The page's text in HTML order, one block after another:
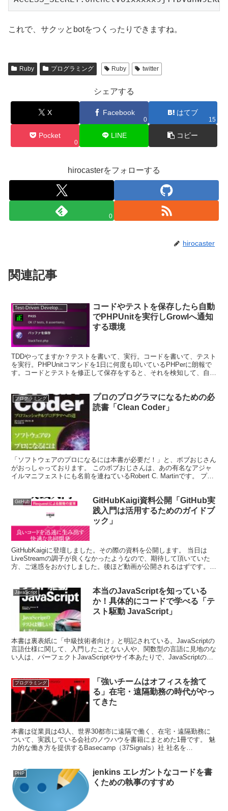
これで、サクッとbotをつくったりできますね。
Ruby プログラミング Ruby twitter
シェアする
X Facebook
0
はてブ
15
Pocket
0
LINE コピー
hirocasterをフォローする
0
hirocaster
関連記事
Test-Driven Development
コードやテストを保存したら自動
でPHPUnitを実行しGrowlへ通知
する環境
TDDやってますか？テストを書いて、実行。コードを書いて、テスト
を実行。PHPUnitコマンドを1日に何度も叩いているPHPerに朗報で
す。コードとテストを修正して保存をすると、それを検知して、自動
プログラミング
プロのプログラマになるための必
読書「Clean Coder」
「ソフトウェアのプロになるには本書が必要だ！」と、ボブおじさん
がおっしゃっております。 このボブおじさんは、あの有名なアジャ
イルマニフェストにも名前を連ねているRobert C. Martinです。 プロ
GitHub
GitHubKaigi資料公開「GitHub実
践入門は活用するためのガイドブ
ック」
GitHubKaigiに登壇しました。その際の資料を公開します。 当日は
LiveStreamの調子が良くなかったようなので、期待して頂いていた
方、ご迷惑をおかけしました。後ほど動画が公開されるはずです。
JavaScript
本当のJavaScriptを知っている
か！具体的にコードで学べる「テ
スト駆動 JavaScript」
本書は裏表紙に「中級技術者向け」と明記されている。JavaScriptの
言語仕様に関して、入門したことない人や、関数型の言語に見地のな
い人は、パーフェクトJavaScriptやサイ本あたりで、JavaScriptの言
プログラミング
「強いチームはオフィスを捨て
る」在宅・遠隔勤務の時代がやっ
てきた
本書は従業員は43人、世界30都市に遠隔で働く、在宅・遠隔勤務に
ついて、実践している会社のノウハウを書籍にまとめた1冊です。 魅
力的な働き方を提供するBasecamp（37Signals）社 社名を
PHP
jenkins エレガントなコードを書
くための執事のすすめ